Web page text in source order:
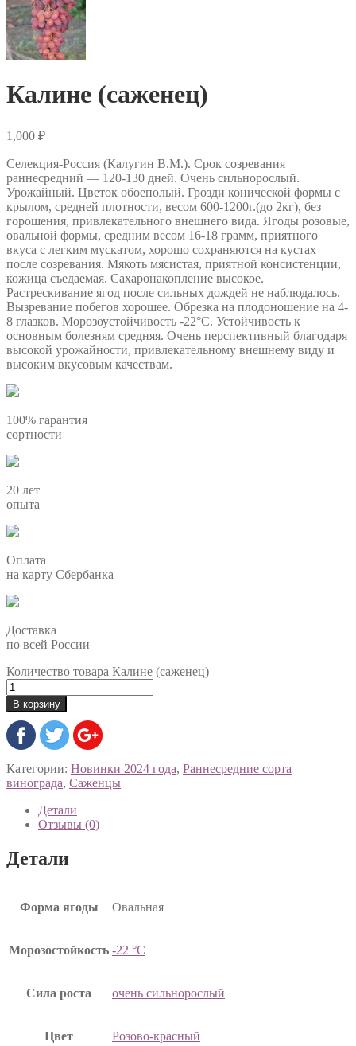
Калине (саженец)
1,000 ₽
Селекция-Россия (Калугин В.М.). Срок созревания
раннесредний — 120-130 дней. Очень сильнорослый.
Урожайный. Цветок обоеполый. Грозди конической формы с
крылом, средней плотности, весом 600-1200г.(до 2кг), без
горошения, привлекательного внешнего вида. Ягоды розовые,
овальной формы, средним весом 16-18 грамм, приятного
вкуса с легким мускатом, хорошо сохраняются на кустах
после созревания. Мякоть мясистая, приятной консистенции,
кожица съедаемая. Сахаронакопление высокое.
Растрескивание ягод после сильных дождей не наблюдалось.
Вызревание побегов хорошее. Обрезка на плодоношение на 4-
8 глазков. Морозоустойчивость -22°С. Устойчивость к
основным болезням средняя. Очень перспективный благодаря
высокой урожайности, привлекательному внешнему виду и
высоким вкусовым качествам.
100% гарантия
сортности
20 лет
опыта
Оплата
на карту Сбербанка
Доставка
по всей России
Количество товара Калине (саженец)
В корзину
Категории: Новинки 2024 года, Раннесредние сорта
винограда, Саженцы
Детали
Отзывы (0)
Детали
Форма ягоды Овальная
Морозостойкость -22 °C
Сила роста очень сильнорослый
Цвет Розово-красный